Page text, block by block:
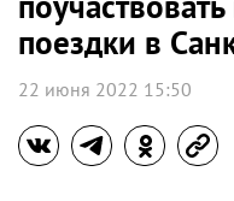
поездки в
22 июня 2022 15:50